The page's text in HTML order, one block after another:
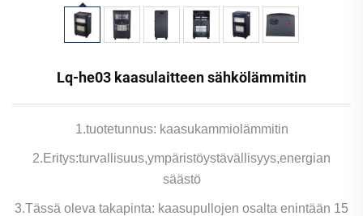
Lq-he03 kaasulaitteen sähkölämmitin
1.tuotetunnus: kaasukammiolämmitin
2.Eritys:turvallisuus,ympäristöystävällisyys,energian
säästö
3.Tässä oleva takapinta: kaasupullojen osalta enintään 15